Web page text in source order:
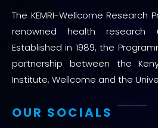
The KEMRI-Wellcome Research
renowned health research
Established in 1989, the
partnership between the
Institute, Wellcome and the
OUR SOCIALS